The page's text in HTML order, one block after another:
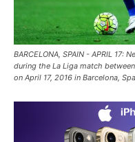
BARCELONA, SPAIN - APRIL 17:
during the La Liga match
on April 17, 2016 in Barcelona,